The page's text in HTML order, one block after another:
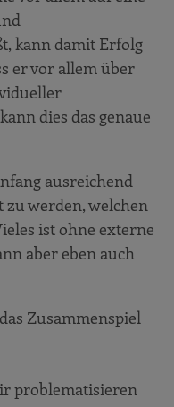
kann damit Erfolg
er vor allem über
dies das genaue
ausreichend
werden, welchen
ist ohne externe
aber eben auch
Zusammenspiel
problematisieren